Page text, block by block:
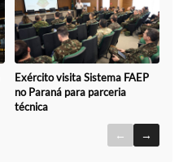
Exército visita Sistema FAEP
no Paraná para parceria
técnica
← →